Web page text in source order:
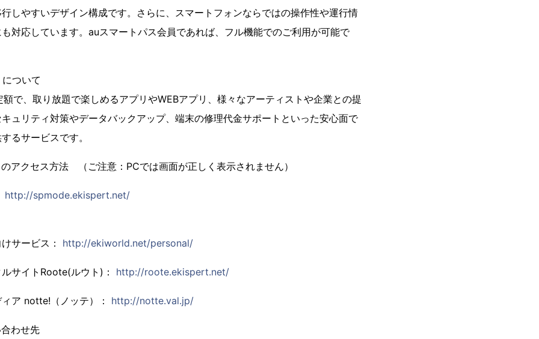
行しやすいデザイン構成です。さらに、スマートフォンならではの操作性や運行情
対応しています。auスマートパス会員であれば、フル機能でのご利用が可能で
ついて
で、取り放題で楽しめるアプリやWEBアプリ、様々なアーティストや企業との提
ュリティ対策やデータバックアップ、端末の修理代金サポートといった安心面で
るサービスです。
アクセス方法 （ご注意：PCでは画面が正しく表示されません）
http://spmode.ekispert.net/
サービス： http://ekiworld.net/personal/
サイトRoote(ルウト)： http://roote.ekispert.net/
ア notte!（ノッテ）： http://notte.val.jp/
わせ先